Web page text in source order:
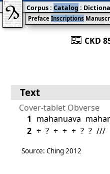
󰀀 CKD
Preface Inscriptions
Corpus: Catalog :